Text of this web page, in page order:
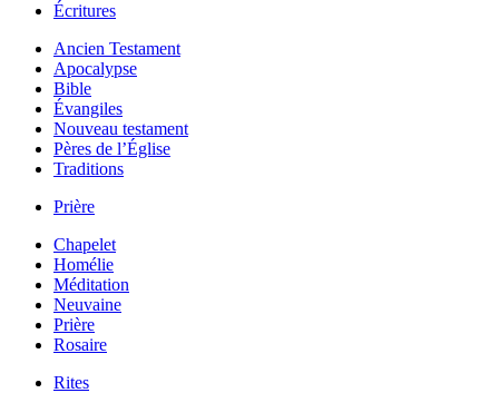
Écritures
Ancien Testament
Apocalypse
Bible
Évangiles
Nouveau testament
Pères de l’Église
Traditions
Prière
Chapelet
Homélie
Méditation
Neuvaine
Prière
Rosaire
Rites